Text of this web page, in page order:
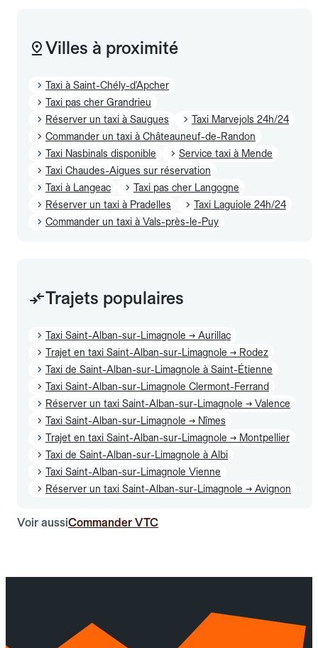
Villes à proximité
Taxi à Saint-Chély-d'Apcher
Taxi pas cher Grandrieu
Réserver un taxi à Saugues
Taxi Marvejols 24h/24
Commander un taxi à Châteauneuf-de-Randon
Taxi Nasbinals disponible
Service taxi à Mende
Taxi Chaudes-Aigues sur réservation
Taxi à Langeac
Taxi pas cher Langogne
Réserver un taxi à Pradelles
Taxi Laguiole 24h/24
Commander un taxi à Vals-près-le-Puy
Trajets populaires
Taxi Saint-Alban-sur-Limagnole → Aurillac
Trajet en taxi Saint-Alban-sur-Limagnole → Rodez
Taxi de Saint-Alban-sur-Limagnole à Saint-Étienne
Taxi Saint-Alban-sur-Limagnole Clermont-Ferrand
Réserver un taxi Saint-Alban-sur-Limagnole → Valence
Taxi Saint-Alban-sur-Limagnole → Nîmes
Trajet en taxi Saint-Alban-sur-Limagnole → Montpellier
Taxi de Saint-Alban-sur-Limagnole à Albi
Taxi Saint-Alban-sur-Limagnole Vienne
Réserver un taxi Saint-Alban-sur-Limagnole → Avignon
Voir aussiCommander VTC